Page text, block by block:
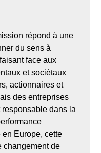
répond à une
du sens à
face aux
et sociétaux
actionnaires et
des entreprises
responsable dans la
Europe, cette
changement de